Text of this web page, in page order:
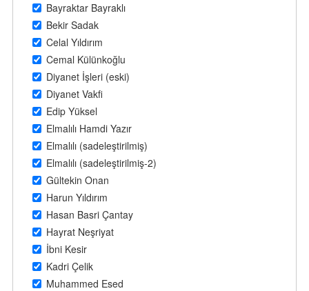
Bayraktar Bayraklı
Bekir Sadak
Celal Yıldırım
Cemal Külünkoğlu
Diyanet İşleri (eski)
Diyanet Vakfi
Edip Yüksel
Elmalılı Hamdi Yazır
Elmalılı (sadeleştirilmiş)
Elmalılı (sadeleştirilmiş-2)
Gültekin Onan
Harun Yıldırım
Hasan Basri Çantay
Hayrat Neşriyat
İbni Kesir
Kadri Çelik
Muhammed Esed